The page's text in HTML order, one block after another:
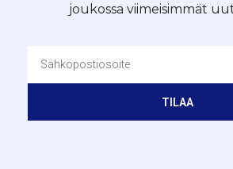
joukossa viimeisimmät
TILAA